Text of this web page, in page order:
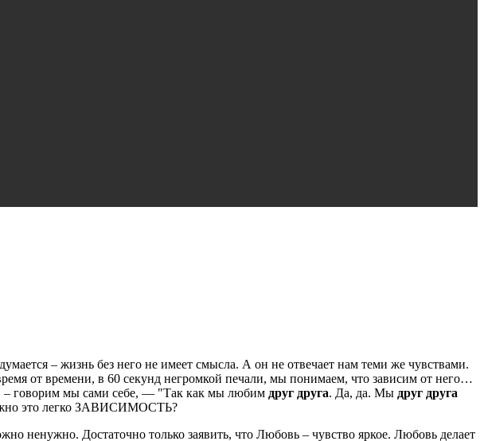
– жизнь без него не имеет смысла. А он не отвечает нам теми же чувствами.
от времени, в 60 секунд негромкой печали, мы понимаем, что зависим от него…
– говорим мы сами себе, — "Так как мы любим друг друга. Да, да. Мы друг друга
это легко ЗАВИСИМОСТЬ?
ненужно. Достаточно только заявить, что Любовь – чувство яркое. Любовь делает